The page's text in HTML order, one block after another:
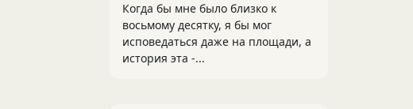
Когда бы мне было близко к
восьмому десятку, я бы мог
исповедаться даже на площади, а
история эта -...